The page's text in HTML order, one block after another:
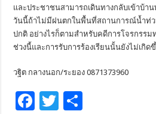
และประชาชนสามารถเดินทางกลับเข้าบ้า
วันนี้ถ้าไม่มีฝนตกในพื้นที่สถานการณ์น้ำท่ว
ปกติ อย่างไรก็ตามสำหรับคดีการโจรกรร
ช่วงนี้และการรับการร้องเรียนนั้นยังไม่เกิ
วฐิต กลางนอก/ระยอง 0871373960
F
T